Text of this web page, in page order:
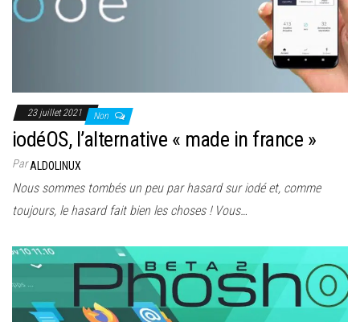
23 juillet 2021 Non
iodéOS, l’alternative « made in france »
ParALDOLINUX
Nous sommes tombés un peu par hasard sur iodé et, comme
toujours, le hasard fait bien les choses ! Vous…